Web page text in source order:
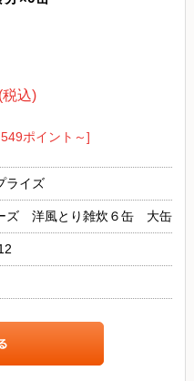
(税込)
ポイント～]
ライズ
ズ 洋風とり雑炊６缶 大缶